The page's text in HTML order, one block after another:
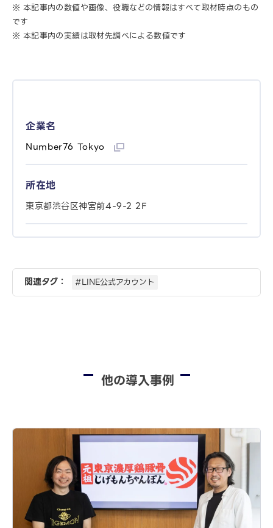
※ 本記事内の数値や画像、役職などの情報はすべて取材時点のもの
です
※ 本記事内の実績は取材先調べによる数値です
企業名
Number76 Tokyo
所在地
東京都渋谷区神宮前4-9-2 2F
関連タグ： #LINE公式アカウント
他の導入事例